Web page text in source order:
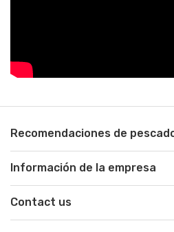
Recomendaciones de
Información de la empresa
Contact us